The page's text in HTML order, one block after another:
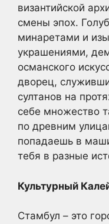
византийской
смены эпох.
минаретами и
украшениями,
османского
дворец,
султанов на
себе множество
по древним
попадаешь в
тебя в разные
Культурный
Стамбул – это